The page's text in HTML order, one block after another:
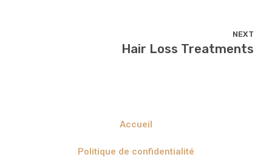
NEXT
Hair Loss Treatments
Accueil
Politique de confidentialité